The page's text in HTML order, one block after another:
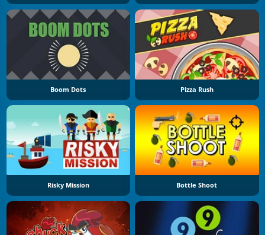
Boom Dots Pizza Rush
Risky Mission Bottle Shoot